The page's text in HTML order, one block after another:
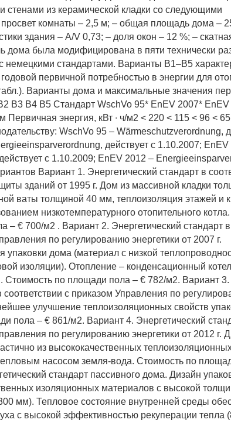
из керамической кладки со следующими
комнаты – 2,5 м; – общая площадь дома –
здания – A/V 0,73; – доля окон – 12 %; –
дома была модифицирована в пяти технически
немецкими стандартами. Варианты В1–В5
первичной потребностью в энергии для
Варианты дома и максимальные значения
В3 В4 В5 Стандарт WschVo 95* EnEV 2007*
энергия, кВт ∙ ч/м2 < 220 < 115 < 96 <
WschVo 95 – Wärmeschutzverordnung,
действует с 1.10.2007;
с 1.10.2009; EnEV 2012 –
Вариант 1. Энергетический стандарт в
зданий от 1995 г. Дом из массивной кладки
ваты толщиной 40 мм, теплоизоляция этажей и
низкотемпературного отопительного котла.
– € 700/м2 . Вариант 2. Энергетический стандарт в
по регулированию энергетики от 2007 г.
упаковки дома (материал с низкой
изоляции). Отопление – конденсационный
Стоимость по площади пола – € 782/м2. Вариант 3.
соответствии с приказом Управления по
улучшение теплоизоляционных свойств
пола – € 861/м2. Вариант 4. Энергетический
по регулированию энергетики от 2012 г.
из высококачественных
насосом земля-вода. Стоимость по
стандарт пассивного дома. Дизайн
изоляционных материалов с высокой
мм). Тепловое состояние внутренней среды
с высокой эффективностью рекуперации тепла